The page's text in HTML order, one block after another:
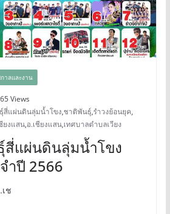
าลและงาน
Views
สี่แผ่นดินลุ่มน้ำโขง,ชาติพันธุ์,รำวงย้อนยุค,
ยงแสน,อ.เชียงแสน,เทศบาลตำบลเวียง
สี่แผ่นดินลุ่มน้ำโขง
ำปี 2566
ช